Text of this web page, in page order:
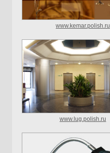
www.kemar.polish.ru
www.lug.polish.ru